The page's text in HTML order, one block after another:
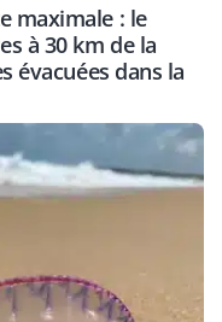
maximale : le
à 30 km de la
évacuées dans la